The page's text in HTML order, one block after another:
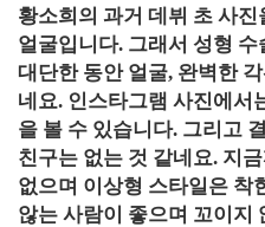
황소희의 과거 데뷔 초 사
얼굴입니다. 그래서 성형
대단한 동안 얼굴, 완벽한
네요. 인스타그램 사진에서
을 볼 수 있습니다. 그리고
친구는 없는 것 같네요. 지
없으며 이상형 스타일은 착
않는 사람이 좋으며 꼬이지